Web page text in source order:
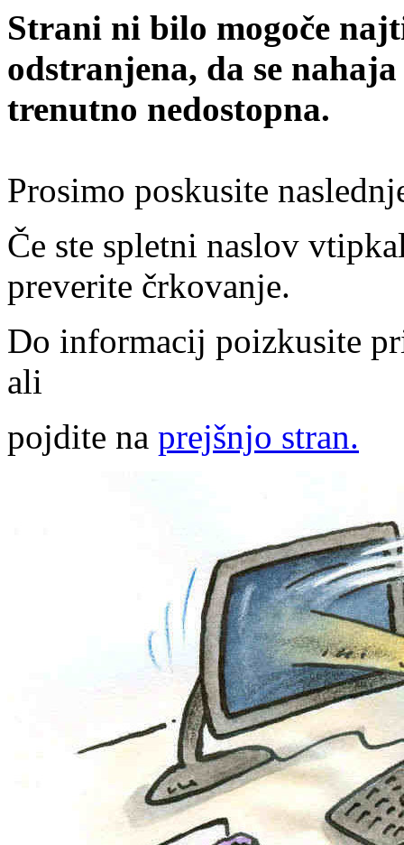
Strani ni bilo mogoče
odstranjena, da se
trenutno nedostopna.
Prosimo poskusite
Če ste spletni naslov
preverite črkovanje.
Do informacij poizkusite
ali
pojdite na prejšnjo stran.